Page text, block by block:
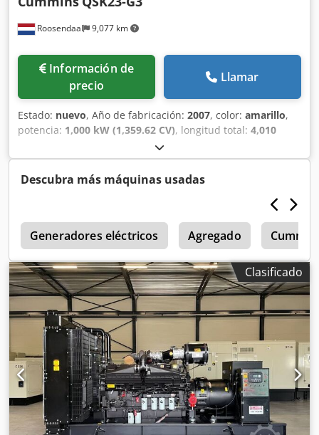
Roosendaal 9,077 km
Información de
precio
Llamar
Estado: nuevo, Año de fabricación: 2007, color: amarillo,
potencia: 1,000 kW (1,359.62 CV), longitud total: 4,010
, altura total:
en vacío: 5.840 kg Potencia del generador: 750 kVA
Chsdoyxmwyspfx Adiea
Descubra más máquinas usadas
Generadores eléctricos Agregado
Clasificado